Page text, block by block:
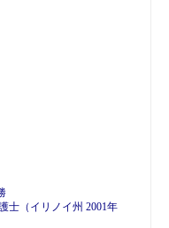
士（イリノイ州 2001年